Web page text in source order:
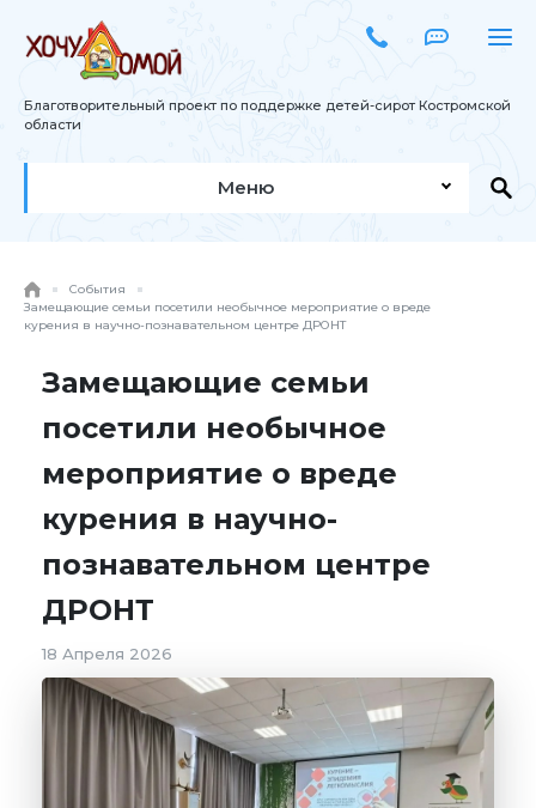
Благотворительный проект по поддержке детей-сирот Костромской
области
Меню
События
Замещающие семьи посетили необычное мероприятие о вреде
курения в научно-познавательном центре ДРОНТ
Замещающие семьи
посетили необычное
мероприятие о вреде
курения в научно-
познавательном центре
ДРОНТ
18 Апреля 2026